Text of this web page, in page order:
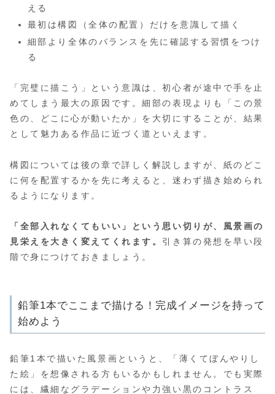
える
最初は構図（全体の配置）だけを意識して描く
細部より全体のバランスを先に確認する習慣をつけ
る
「完璧に描こう」という意識は、初心者が途中で手を止
めてしまう最大の原因です。細部の表現よりも「この景
色の、どこに心が動いたか」を大切にすることが、結果
として魅力ある作品に近づく道といえます。
構図については後の章で詳しく解説しますが、紙のどこ
に何を配置するかを先に考えると、迷わず描き始められ
るようになります。
「全部入れなくてもいい」という思い切りが、風景画の
見栄えを大きく変えてくれます。 引き算の発想を早い段
階で身につけておきましょう。
鉛筆1本でここまで描ける！完成イメージを持って
始めよう
鉛筆1本で描いた風景画というと、「薄くてぼんやりし
た絵」を想像される方もいるかもしれません。でも実際
には、繊細なグラデーションや力強い黒のコントラス